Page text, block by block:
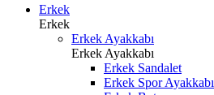
Erkek
Erkek
Erkek Ayakkabı
Erkek Ayakkabı
Erkek Sandalet
Erkek Spor Ayakkabı